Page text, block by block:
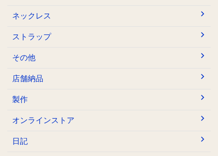
ネックレス
ストラップ
その他
店舗納品
製作
オンラインストア
日記